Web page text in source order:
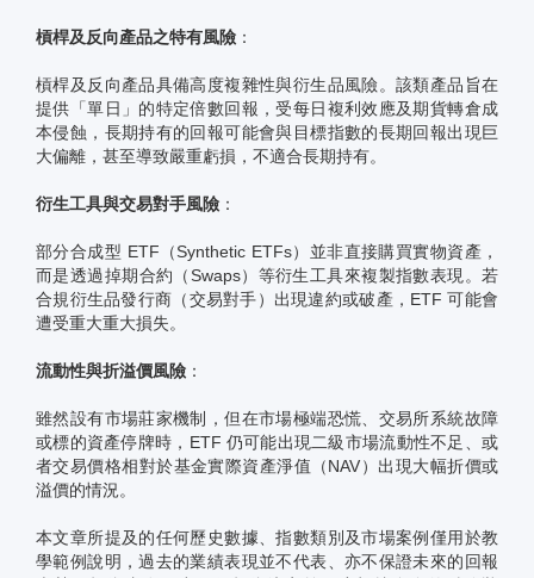
槓桿及反向產品之特有風險 ：
槓桿及反向產品具備高度複雜性與衍生品風險。該類產品旨在
提供「單日」的特定倍數回報，受每日複利效應及期貨轉倉成
本侵蝕，長期持有的回報可能會與目標指數的長期回報出現巨
大偏離，甚至導致嚴重虧損，不適合長期持有。
衍生工具與交易對手風險 ：
部分合成型 ETF（Synthetic ETFs）並非直接購買實物資產，
而是透過掉期合約（Swaps）等衍生工具來複製指數表現。若
合規衍生品發行商（交易對手）出現違約或破產，ETF 可能會
遭受重大重大損失。
流動性與折溢價風險 ：
雖然設有市場莊家機制，但在市場極端恐慌、交易所系統故障
或標的資產停牌時，ETF 仍可能出現二級市場流動性不足、或
者交易價格相對於基金實際資產淨值（NAV）出現大幅折價或
溢價的情況。
本文章所提及的任何歷史數據、指數類別及市場案例僅用於教
學範例說明，過去的業績表現並不代表、亦不保證未來的回報